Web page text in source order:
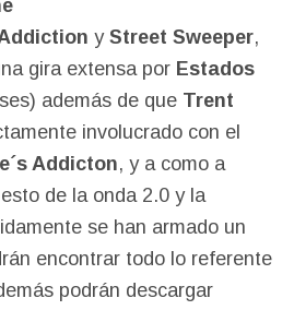
y Street Sweeper,
gira extensa por Estados
además de que Trent
involucrado con el
Addicton, y a como a
de la onda 2.0 y la
se han armado un
encontrar todo lo referente
podrán descargar